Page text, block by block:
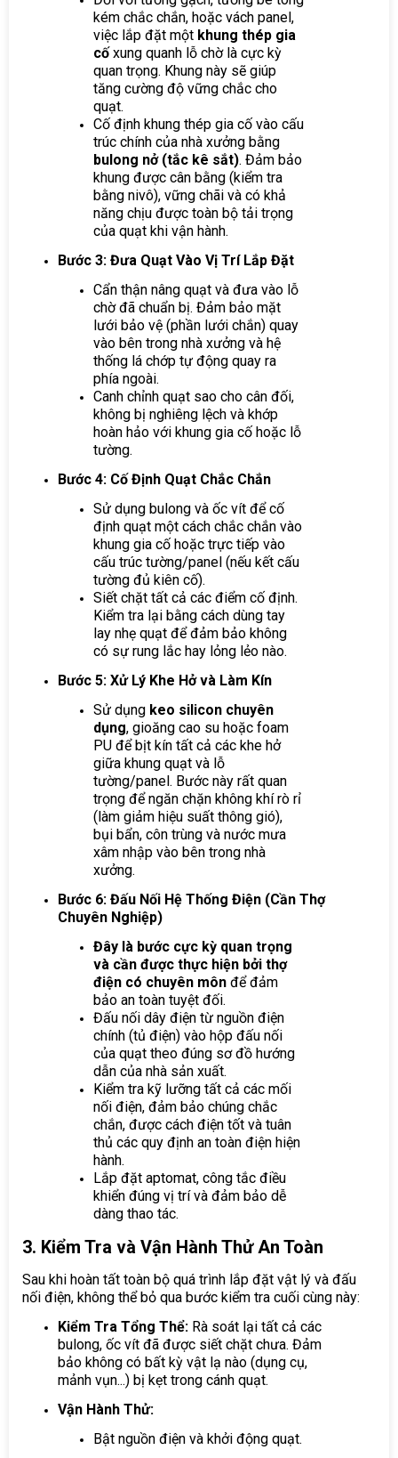
kém chắc chắn, hoặc vách panel,
việc lắp đặt một khung thép gia
cốxung quanh lỗ chờ là cực kỳ
quan trọng. Khung này sẽ giúp
tăng cường độ vững chắc cho
quạt.
Cố định khung thép gia cố vào cấu
trúc chính của nhà xưởng bằng
bulong nở (tắc kê sắt). Đảm bảo
khung được cân bằng (kiểm tra
bằng nivô), vững chãi và có khả
năng chịu được toàn bộ tải trọng
của quạt khi vận hành.
Bước 3: Đưa Quạt Vào Vị Trí Lắp Đặt
Cẩn thận nâng quạt và đưa vào lỗ
chờ đã chuẩn bị. Đảm bảo mặt
lưới bảo vệ (phần lưới chắn) quay
vào bên trong nhà xưởng và hệ
thống lá chớp tự động quay ra
phía ngoài.
Canh chỉnh quạt sao cho cân đối,
không bị nghiêng lệch và khớp
hoàn hảo với khung gia cố hoặc lỗ
tường.
Bước 4: Cố Định Quạt Chắc Chắn
Sử dụng bulong và ốc vít để cố
định quạt một cách chắc chắn vào
khung gia cố hoặc trực tiếp vào
cấu trúc tường/panel (nếu kết cấu
tường đủ kiên cố).
Siết chặt tất cả các điểm cố định.
Kiểm tra lại bằng cách dùng tay
lay nhẹ quạt để đảm bảo không
có sự rung lắc hay lỏng lẻo nào.
Bước 5: Xử Lý Khe Hở và Làm Kín
Sử dụng keo silicon chuyên
dụng, gioăng cao su hoặc foam
PU để bịt kín tất cả các khe hở
giữa khung quạt và lỗ
tường/panel. Bước này rất quan
trọng để ngăn chặn không khí rò rỉ
(làm giảm hiệu suất thông gió),
bụi bẩn, côn trùng và nước mưa
xâm nhập vào bên trong nhà
xưởng.
Bước 6: Đấu Nối Hệ Thống Điện (Cần Thợ
Chuyên Nghiệp)
Đây là bước cực kỳ quan trọng
và cần được thực hiện bởi thợ
điện có chuyên môn để đảm
bảo an toàn tuyệt đối.
Đấu nối dây điện từ nguồn điện
chính (tủ điện) vào hộp đấu nối
của quạt theo đúng sơ đồ hướng
dẫn của nhà sản xuất.
Kiểm tra kỹ lưỡng tất cả các mối
nối điện, đảm bảo chúng chắc
chắn, được cách điện tốt và tuân
thủ các quy định an toàn điện hiện
hành.
Lắp đặt aptomat, công tắc điều
khiển đúng vị trí và đảm bảo dễ
dàng thao tác.
3. Kiểm Tra và Vận Hành Thử An Toàn
Sau khi hoàn tất toàn bộ quá trình lắp đặt vật lý và đấu
nối điện, không thể bỏ qua bước kiểm tra cuối cùng này:
Kiểm Tra Tổng Thể: Rà soát lại tất cả các
bulong, ốc vít đã được siết chặt chưa. Đảm
bảo không có bất kỳ vật lạ nào (dụng cụ,
mảnh vụn...) bị kẹt trong cánh quạt.
Vận Hành Thử:
Bật nguồn điện và khởi động quạt.